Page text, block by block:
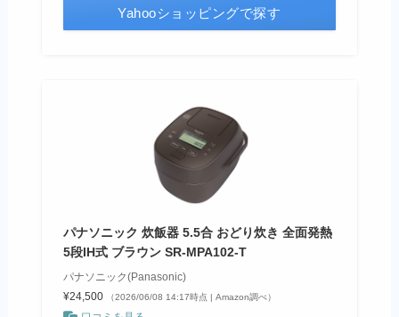
Yahooショッピングで探す
パナソニック 炊飯器 5.5合 おどり炊き 全面発熱
5段IH式 ブラウン SR-MPA102-T
パナソニック(Panasonic)
¥24,500
（2026/06/08 14:17時点 | Amazon調べ）